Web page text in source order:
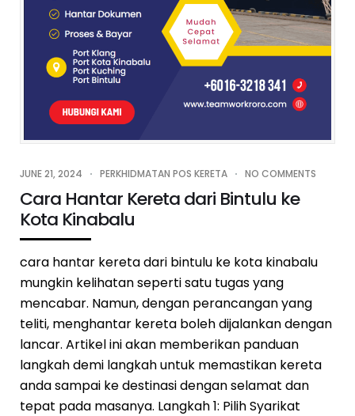
JUNE 21, 2024 PERKHIDMATAN POS KERETA NO COMMENTS
Cara Hantar Kereta dari Bintulu ke
Kota Kinabalu
cara hantar kereta dari bintulu ke kota kinabalu
mungkin kelihatan seperti satu tugas yang
mencabar. Namun, dengan perancangan yang
teliti, menghantar kereta boleh dijalankan dengan
lancar. Artikel ini akan memberikan panduan
langkah demi langkah untuk memastikan kereta
anda sampai ke destinasi dengan selamat dan
tepat pada masanya. Langkah 1: Pilih Syarikat